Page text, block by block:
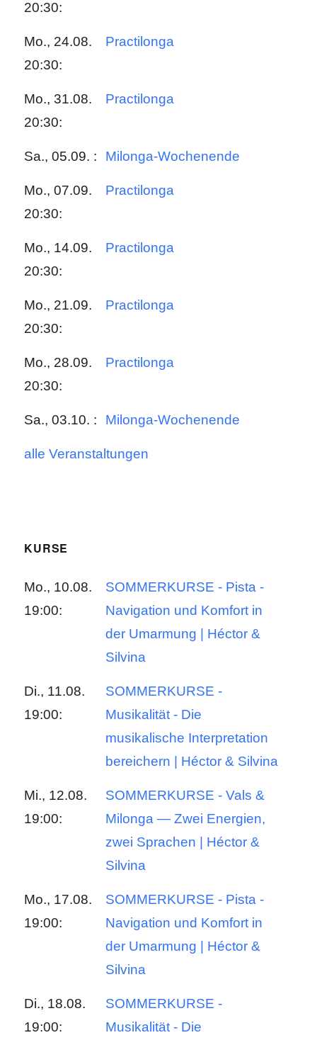
20:30:
Mo., 24.08.
20:30:
Practilonga
Mo., 31.08.
20:30:
Practilonga
Sa., 05.09. : Milonga-Wochenende
Mo., 07.09.
20:30:
Practilonga
Mo., 14.09.
20:30:
Practilonga
Mo., 21.09.
20:30:
Practilonga
Mo., 28.09.
20:30:
Practilonga
Sa., 03.10. : Milonga-Wochenende
alle Veranstaltungen
KURSE
Mo., 10.08.
19:00:
SOMMERKURSE - Pista -
Navigation und Komfort in
der Umarmung | Héctor &
Silvina
Di., 11.08.
19:00:
SOMMERKURSE -
Musikalität - Die
musikalische Interpretation
bereichern | Héctor & Silvina
Mi., 12.08.
19:00:
SOMMERKURSE - Vals &
Milonga — Zwei Energien,
zwei Sprachen | Héctor &
Silvina
Mo., 17.08.
19:00:
SOMMERKURSE - Pista -
Navigation und Komfort in
der Umarmung | Héctor &
Silvina
Di., 18.08.
19:00:
SOMMERKURSE -
Musikalität - Die